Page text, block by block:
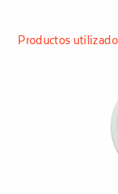
Productos